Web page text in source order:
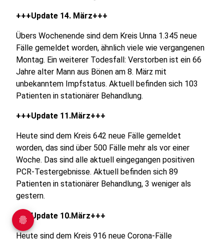
+++Update 14. März+++
Übers Wochenende sind dem Kreis Unna 1.345 neue
Fälle gemeldet worden, ähnlich viele wie vergangenen
Montag. Ein weiterer Todesfall: Verstorben ist ein 66
Jahre alter Mann aus Bönen am 8. März mit
unbekanntem Impfstatus. Aktuell befinden sich 103
Patienten in stationärer Behandlung.
+++Update 11.März+++
Heute sind dem Kreis 642 neue Fälle gemeldet
worden, das sind über 500 Fälle mehr als vor einer
Woche. Das sind alle aktuell eingegangen positiven
PCR-Testergebnisse. Aktuell befinden sich 89
Patienten in stationärer Behandlung, 3 weniger als
gestern.
+++Update 10.März+++
Heute sind dem Kreis 916 neue Corona-Fälle